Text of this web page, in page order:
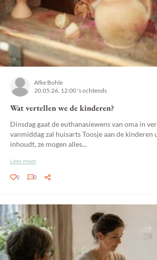
Afke Bohle
20.05.26, 12:00 's ochtends
Wat vertellen we de kinderen?
Dinsdag gaat de euthanasiewens van oma in
vanmiddag zal huisarts Toosje aan de kinderen
inhoudt, ze mogen alles...
Lees meer
0 0